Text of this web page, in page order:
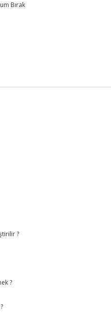
Bırak
?
?